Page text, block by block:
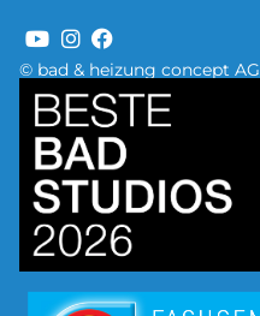
© bad & heizung concept AG